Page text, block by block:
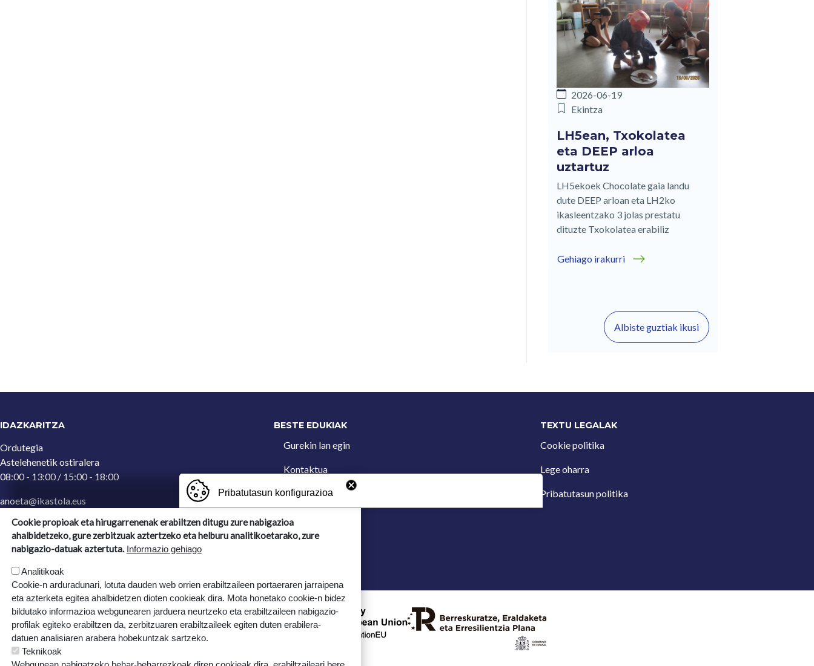
2026-06-19
Ekintza
LH5ean, Txokolatea
eta DEEP arloa
uztartuz
LH5ekoek Chocolate gaia landu
dute DEEP arloan eta LH2ko
ikasleentzako 3 jolas prestatu
dituzte Txokolatea erabiliz
Gehiago irakurri
Albiste guztiak ikusi
IDAZKARITZA
Ordutegia
Astelehenetik ostiralera
08:00 - 13:00 / 15:00 - 18:00
anoeta@ikastola.eus
Ergoien, 5
20270, Anoeta, Gipuzkoa
BESTE EDUKIAK
Gurekin lan egin
Kontaktua
Iradokizun postontzia
TEXTU LEGALAK
Cookie politika
Lege oharra
Pribatutasun politika
Pribatutasun konfigurazioa
Cookie propioak eta hirugarrenenak erabiltzen ditugu zure nabigazioa
ahalbidetzeko, gure zerbitzuak aztertzeko eta helburu analitikoetarako, zure
nabigazio-datuak aztertuta. Informazio gehiago
Analitikoak
Cookie-n arduradunari, lotuta dauden web orrien erabiltzaileen portaeraren jarraipena
eta azterketa egitea ahalbidetzen dioten cookieak dira. Mota honetako cookie-n bidez
bildutako informazioa webgunearen jarduera neurtzeko eta erabiltzaileen nabigazio-
profilak egiteko erabiltzen da, zerbitzuaren erabiltzaileek egiten duten erabilera-
datuen analisiaren arabera hobekuntzak sartzeko.
Teknikoak